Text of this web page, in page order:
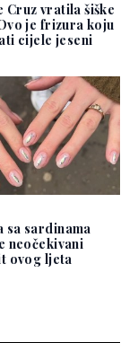
Cruz vratila šiške
je frizura koju
cijele jeseni
sa sardinama
neočekivani
ovog ljeta